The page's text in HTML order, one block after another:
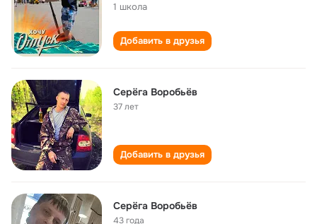
1 школа
Добавить в друзья
Серёга Воробьёв
37 лет
Добавить в друзья
Серёга Воробьёв
43 года